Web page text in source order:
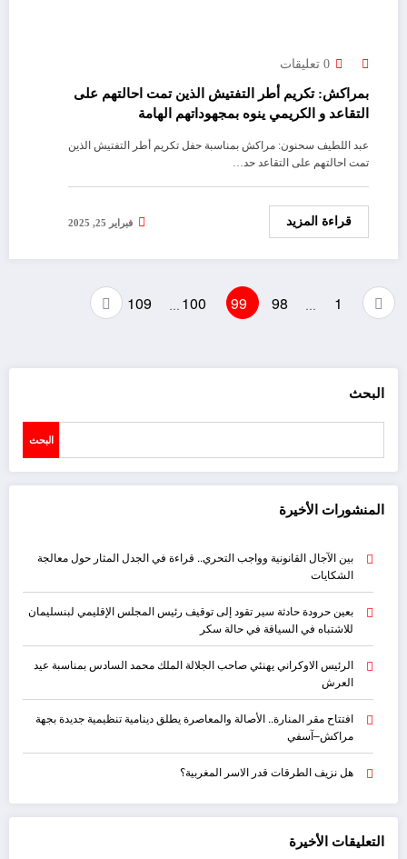
0 تعليقات
بمراكش: تكريم أطر التفتيش الذين تمت احالتهم على
التقاعد و الكريمي ينوه بمجهوداتهم الهامة
عبد اللطيف سحنون: مراكش بمناسبة حفل تكريم أطر التفتيش الذين
تمت احالتهم على التقاعد حد…
قراءة المزيد فبراير 25, 2025
Posts
1
98
99
100
109
البحث
البحث
المنشورات الأخيرة
بين الآجال القانونية وواجب التحري.. قراءة في الجدل المثار حول معالجة
الشكايات
بعين حرودة حادثة سير تقود إلى توقيف رئيس المجلس الإقليمي لبنسليمان
للاشتباه في السياقة في حالة سكر
الرئيس الاوكراني يهنئي صاحب الجلالة الملك محمد السادس بمناسبة عيد
العرش
افتتاح مقر المنارة.. الأصالة والمعاصرة يطلق دينامية تنظيمية جديدة بجهة
مراكش–آسفي
هل نزيف الطرقات قدر الاسر المغربية؟
التعليقات الأخيرة